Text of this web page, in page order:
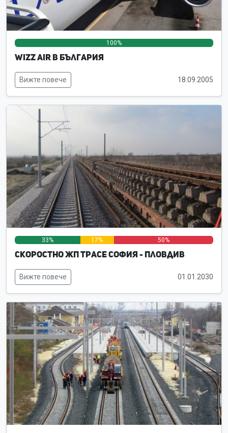
100%
Wizz Air в България
Вижте повече 18.09.2005
33% 17% 50%
Скоростно жп трасе София - Пловдив
Вижте повече 01.01.2030